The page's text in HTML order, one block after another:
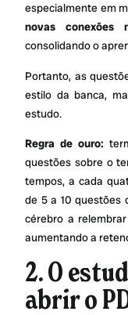
especialmente em
novas conexões
consolidando o
Portanto, as
estilo da banca,
estudo.
Regra de ouro:
questões sobre o
tempos, a cada
de 5 a 10 questões
cérebro a
aumentando a
2. O
abrir o